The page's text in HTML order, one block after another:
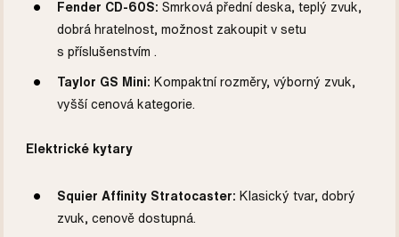
Fender CD-60S: Smrková přední deska, teplý zvuk,
dobrá hratelnost, možnost zakoupit v setu
s příslušenstvím .
Taylor GS Mini: Kompaktní rozměry, výborný zvuk,
vyšší cenová kategorie.
Elektrické kytary
Squier Affinity Stratocaster: Klasický tvar, dobrý
zvuk, cenově dostupná.